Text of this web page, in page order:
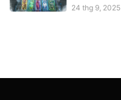
24 thg 9, 2025